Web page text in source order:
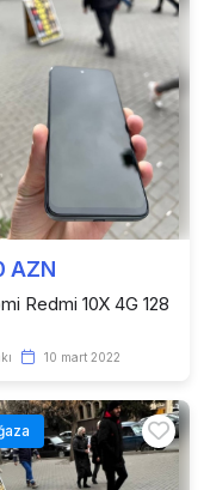
AZN
Redmi 10X 4G 128
10 mart 2022